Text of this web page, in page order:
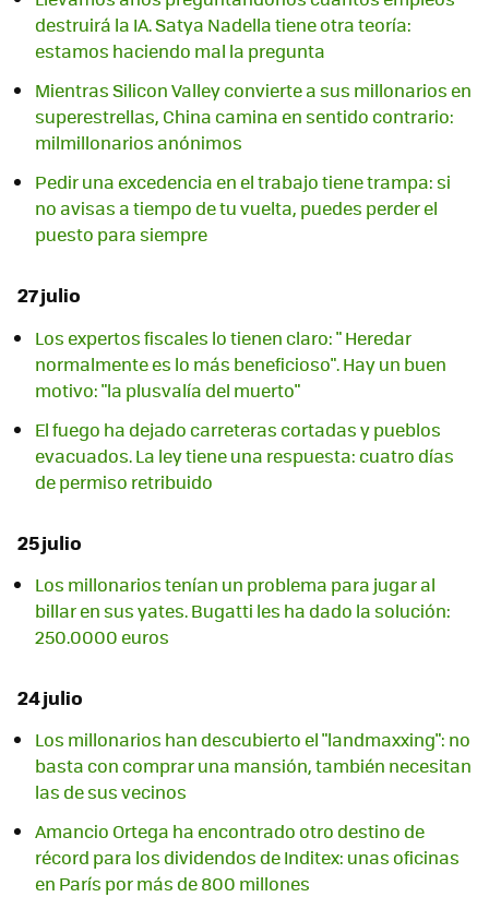
destruirá la IA. Satya Nadella tiene otra teoría:
estamos haciendo mal la pregunta
Mientras Silicon Valley convierte a sus millonarios en
superestrellas, China camina en sentido contrario:
milmillonarios anónimos
Pedir una excedencia en el trabajo tiene trampa: si
no avisas a tiempo de tu vuelta, puedes perder el
puesto para siempre
27 julio
Los expertos fiscales lo tienen claro: " Heredar
normalmente es lo más beneficioso". Hay un buen
motivo: "la plusvalía del muerto"
El fuego ha dejado carreteras cortadas y pueblos
evacuados. La ley tiene una respuesta: cuatro días
de permiso retribuido
25 julio
Los millonarios tenían un problema para jugar al
billar en sus yates. Bugatti les ha dado la solución:
250.0000 euros
24 julio
Los millonarios han descubierto el "landmaxxing": no
basta con comprar una mansión, también necesitan
las de sus vecinos
Amancio Ortega ha encontrado otro destino de
récord para los dividendos de Inditex: unas oficinas
en París por más de 800 millones